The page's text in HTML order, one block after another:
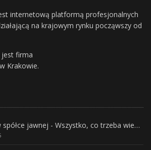
internetową platformą profesjonalnych
na krajowym rynku począwszy od
firma
Krakowie.
Sprzedaż udziałów w spółce jawnej - Wszystko, co trzeba wiedzieć.